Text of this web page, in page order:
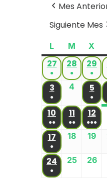
Mes
Siguiente Mes
L M X
27
●
28
●
29
●
3
●
4 5
●
10
●●
11
●●
12
●●●
17
●
18 19
24
●
25 26